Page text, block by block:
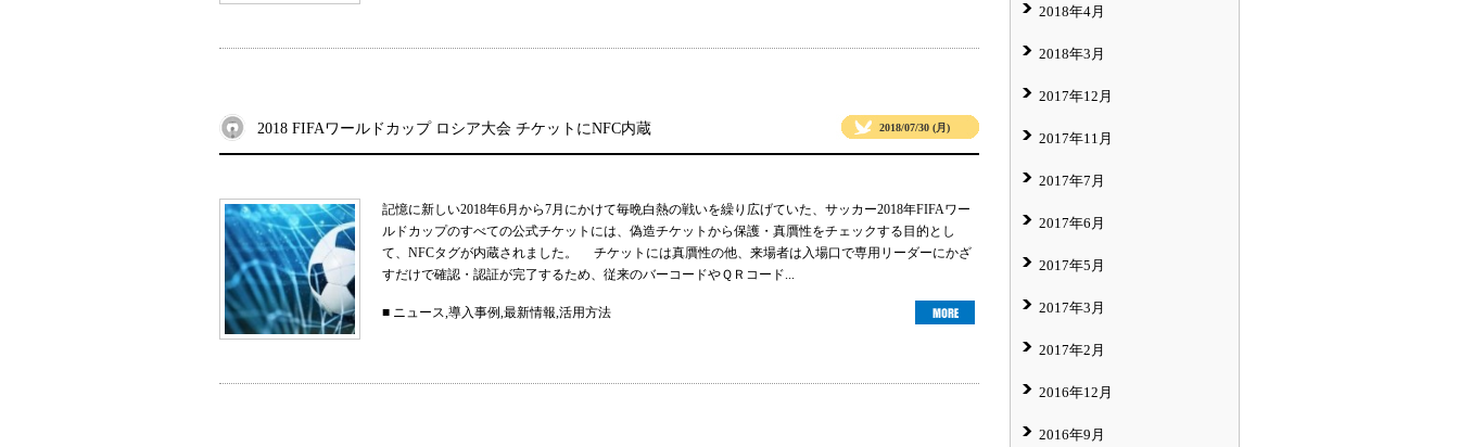
2018 FIFAワールドカップ ロシア大会 チケットにNFC内蔵 2018/07/30 (月)
記憶に新しい2018年6月から7月にかけて毎晩白熱の戦いを繰り広げていた、サッカー2018年FIFAワー
ルドカップのすべての公式チケットには、偽造チケットから保護・真贋性をチェックする目的とし
て、NFCタグが内蔵されました。 チケットには真贋性の他、来場者は入場口で専用リーダーにかざ
すだけで確認・認証が完了するため、従来のバーコードやＱＲコード...
■ ニュース,導入事例,最新情報,活用方法
2018年4月
2018年3月
2017年12月
2017年11月
2017年7月
2017年6月
2017年5月
2017年3月
2017年2月
2016年12月
2016年9月